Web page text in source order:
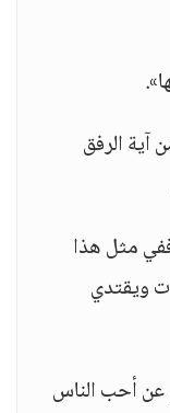
الرفق
مثل هذا
ويقتدي
أحب الناس